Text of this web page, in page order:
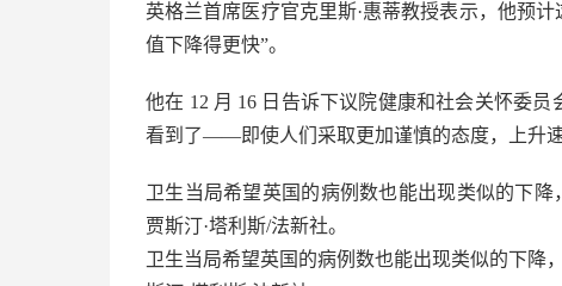
英格兰首席医疗官克里斯·惠蒂教授表示，他预
值下降得更快”。
他在 12 月 16 日告诉下议院健康和社会关怀委
看到了——即使人们采取更加谨慎的态度，上升
卫生当局希望英国的病例数也能出现类似的下降
贾斯汀·塔利斯/法新社。
卫生当局希望英国的病例数也能出现类似的下降